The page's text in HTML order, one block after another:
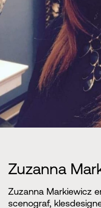
Zuzanna
Zuzanna Markiewicz
scenograf,